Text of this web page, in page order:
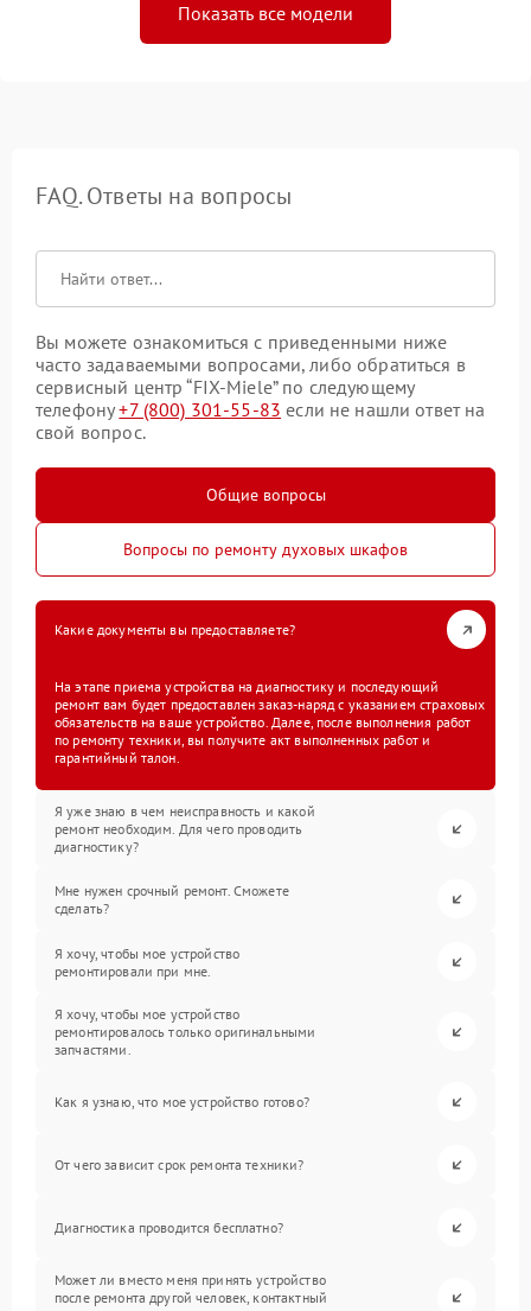
Показать все модели
FAQ. Ответы на вопросы
Вы можете ознакомиться с приведенными ниже
часто задаваемыми вопросами, либо обратиться в
сервисный центр “FIX-Miele” по следующему
телефону+7 (800) 301-55-83 если не нашли ответ на
свой вопрос.
Общие вопросы
Вопросы по ремонту духовых шкафов
Какие документы вы предоставляете?
На этапе приема устройства на диагностику и последующий
ремонт вам будет предоставлен заказ-наряд с указанием страховых
обязательств на ваше устройство. Далее, после выполнения работ
по ремонту техники, вы получите акт выполненных работ и
гарантийный талон.
Я уже знаю в чем неисправность и какой
ремонт необходим. Для чего проводить
диагностику?
Мне нужен срочный ремонт. Сможете
сделать?
Я хочу, чтобы мое устройство
ремонтировали при мне.
Я хочу, чтобы мое устройство
ремонтировалось только оригинальными
запчастями.
Как я узнаю, что мое устройство готово?
От чего зависит срок ремонта техники?
Диагностика проводится бесплатно?
Может ли вместо меня принять устройство
после ремонта другой человек, контактный